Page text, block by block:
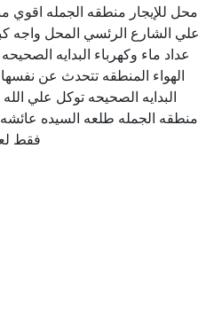
محل للإيجار منطقه الجمله
علي الشارع الرئسي المحل واجه
عداد ماء وكهرباء البدايه
الهواء المنطقه تتحدث عن
البدايه الصحيحه توكل علي
منطقه الجمله طلعه السيده
فقط